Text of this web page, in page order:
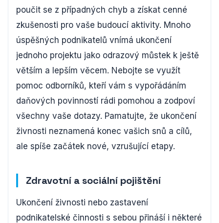
poučit se z případných chyb a získat cenné
zkušenosti pro vaše budoucí aktivity. Mnoho
úspěšných podnikatelů vnímá ukončení
jednoho projektu jako odrazový můstek k ještě
větším a lepším věcem. Nebojte se využít
pomoc odborníků, kteří vám s vypořádáním
daňových povinností rádi pomohou a zodpoví
všechny vaše dotazy. Pamatujte, že ukončení
živnosti neznamená konec vašich snů a cílů,
ale spíše začátek nové, vzrušující etapy.
Zdravotní a sociální pojištění
Ukončení živnosti nebo zastavení
podnikatelské činnosti s sebou přináší i některé